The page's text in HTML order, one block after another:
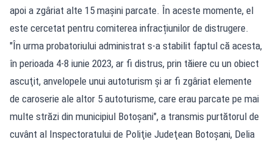
apoi a zgâriat alte 15 mașini parcate. În aceste momente, el
este cercetat pentru comiterea infracțiunilor de distrugere.
"În urma probatoriului administrat s-a stabilit faptul că acesta,
în perioada 4-8 iunie 2023, ar fi distrus, prin tăiere cu un obiect
ascuţit, anvelopele unui autoturism şi ar fi zgâriat elemente
de caroserie ale altor 5 autoturisme, care erau parcate pe mai
multe străzi din municipiul Botoşani", a transmis purtătorul de
cuvânt al Inspectoratului de Poliţie Judeţean Botoşani, Delia